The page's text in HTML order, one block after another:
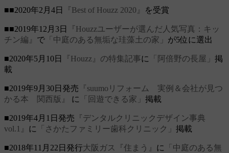
■■2020年2月4日 『Best of Houzz 2020』 を受賞
■■2019年12月3日
『Houzzユーザーが選んだ人気写真：キッ
チン編』 で 「中庭のある無垢な珪藻土の家」 が5位に選出
■2020年5月10日 『Houzz』の特集記事に 「阿倍野の長屋」 掲
載
■2019年9月30日発売 『suumoリフォーム 実例＆会社が見つ
かる本 関西版』
に 「回遊できる家」 掲載
■2019年4月1日発売 『デンタルクリニックデザイン事典
vol.1』 に 「さかたファミリー歯科クリニック」 掲載
■2018年11月22日発行大阪ガス『住まう』 に
「中庭のある無